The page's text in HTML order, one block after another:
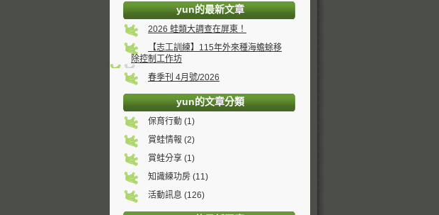
yun的最新文章
2026 蛙類大調查在屏東！
【志工訓練】115年外來種海蟾蜍移
除控制工作坊
春季刊 4月號/2026
yun的文章分類
保育行動 (1)
賞蛙情報 (2)
賞蛙分享 (1)
知識練功房 (11)
活動訊息 (126)